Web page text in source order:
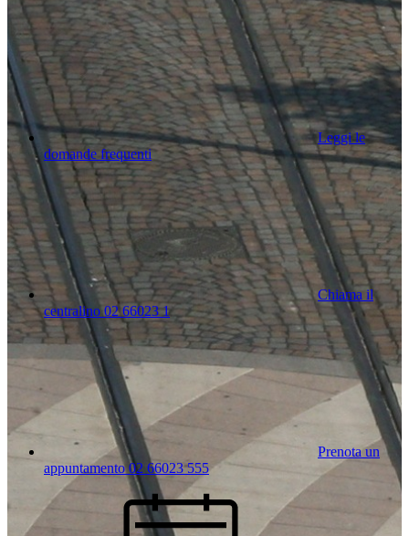
Leggi le
domande frequenti
Chiama il
centralino 02 66023 1
Prenota un
appuntamento 02 66023 555